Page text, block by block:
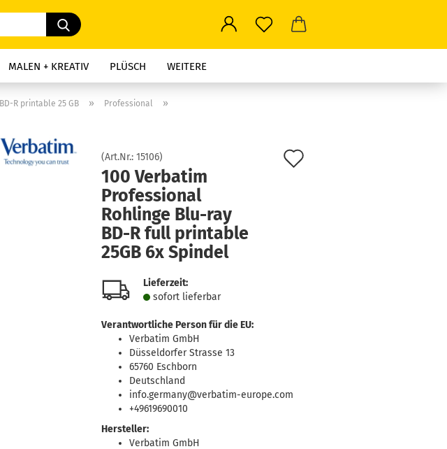
Suche...
MALEN + KREATIV PLÜSCH WEITERE
BD-R printable 25 GB » Professional »
(Art.Nr.: 15106)
100 Verbatim
Professional
Rohlinge Blu-ray
BD-R full printable
25GB 6x Spindel
Lieferzeit:
sofort lie­fer­bar
Verantwortliche Person für die EU:
Verbatim GmbH
Düsseldorfer Strasse 13
65760 Eschborn
Deutschland
info.germany@verbatim-europe.com
+49619690010
Hersteller:
Verbatim GmbH